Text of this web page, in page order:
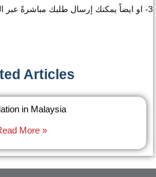
3- او ايضاً يمكنك إرسال طلبك مباشرةً عبر الواتساب
Articles​
in Malaysia
More »